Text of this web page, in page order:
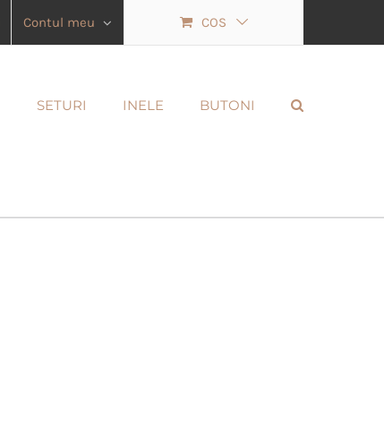
Contul meu COS
SETURI INELE BUTONI